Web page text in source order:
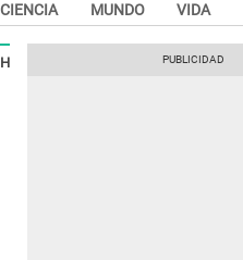
CIENCIA MUNDO VIDA